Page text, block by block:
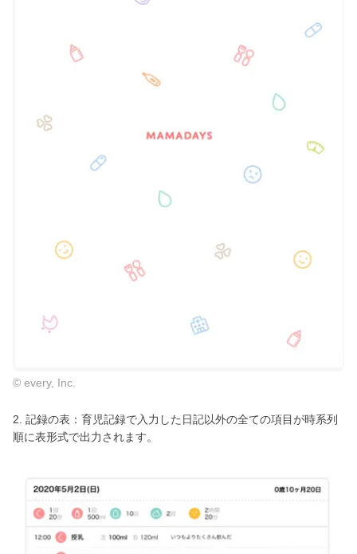
© every, Inc.
2. 記録の表：育児記録で入力した日記以外の全ての項目が時系列
順に表形式で出力されます。